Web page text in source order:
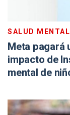
SALUD MENTAL
Meta pagará
impacto de
mental de